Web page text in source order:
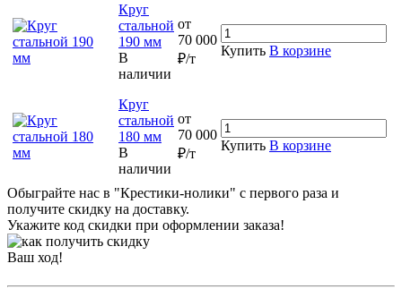
Круг
стальной
190 мм
В
наличии
от
70 000
₽/т
Купить В корзине
Круг
стальной
180 мм
В
наличии
от
70 000
₽/т
Купить В корзине
Обыграйте нас в "Крестики-нолики" с первого раза и
получите скидку на доставку.
Укажите код скидки при оформлении заказа!
Ваш ход!